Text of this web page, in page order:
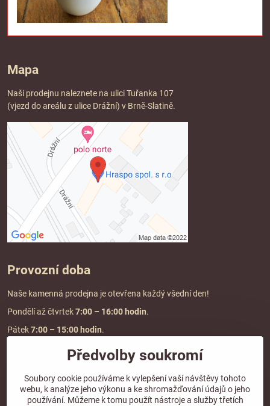
Mapa
Naši prodejnu naleznete na ulici Tuřanka 107
(vjezd do areálu z ulice Drážní) v Brně-Slatině.
Provozní doba
Naše kamenná prodejna je otevřena každý všední den!
Pondělí až čtvrtek7:00 – 16:00 hodin.
Pátek7:00 – 15:00 hodin.
Doprava a platba
DOPRAVA ZDARMA
Předvolby soukromí
Soubory cookie používáme k vylepšení vaší návštěvy tohoto
webu, k analýze jeho výkonu a ke shromažďování údajů o jeho
používání. Můžeme k tomu použít nástroje a služby třetích